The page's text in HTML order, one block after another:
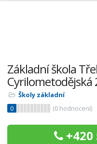
Základní škola
Cyrilometodějská
Školy základní
0
(0 hodnocení)
+420